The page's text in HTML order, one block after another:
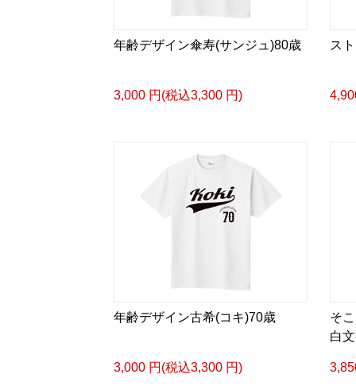
年齢デザイン傘寿(サンジュ)80歳
3,000 円(税込3,300 円)
ス
年齢デザイン古希(コキ)70歳
3,000 円(税込3,300 円)
そ
白